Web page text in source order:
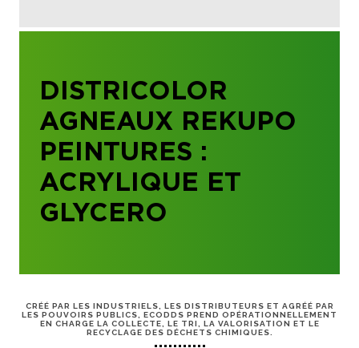
DISTRICOLOR
AGNEAUX REKUPO
PEINTURES :
ACRYLIQUE ET
GLYCERO
CRÉÉ PAR LES INDUSTRIELS, LES DISTRIBUTEURS ET AGRÉÉ PAR
LES POUVOIRS PUBLICS, ECODDS PREND OPÉRATIONNELLEMENT
EN CHARGE LA COLLECTE, LE TRI, LA VALORISATION ET LE
RECYCLAGE DES DÉCHETS CHIMIQUES.